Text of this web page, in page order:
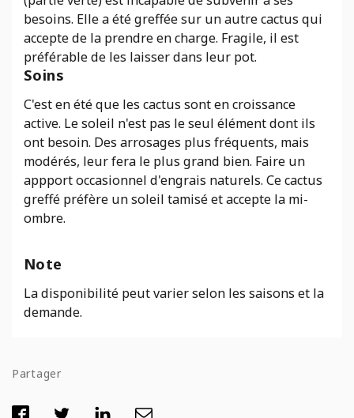
besoins. Elle a été greffée sur un autre cactus qui
accepte de la prendre en charge. Fragile, il est
préférable de les laisser dans leur pot.
Soins
C'est en été que les cactus sont en croissance
active. Le soleil n'est pas le seul élément dont ils
ont besoin. Des arrosages plus fréquents, mais
modérés, leur fera le plus grand bien. Faire un
appport occasionnel d'engrais naturels. Ce cactus
greffé préfère un soleil tamisé et accepte la mi-
ombre.
Note
La disponibilité peut varier selon les saisons et la
demande.
Partager